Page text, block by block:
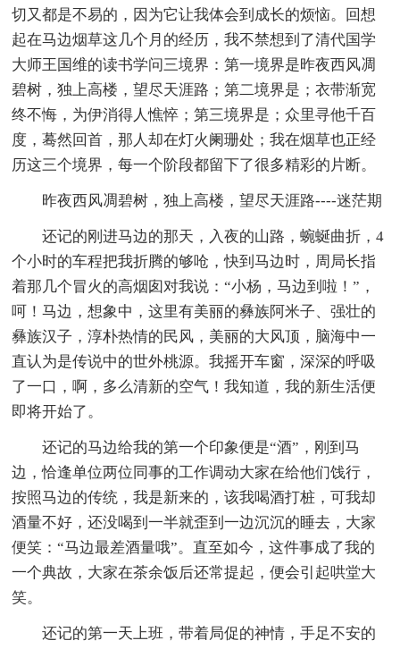
切又都是不易的，因为它让我体会到成长的烦恼。回想
起在马边烟草这几个月的经历，我不禁想到了清代国学
大师王国维的读书学问三境界：第一境界是昨夜西风凋
碧树，独上高楼，望尽天涯路；第二境界是；衣带渐宽
终不悔，为伊消得人憔悴；第三境界是；众里寻他千百
度，蓦然回首，那人却在灯火阑珊处；我在烟草也正经
历这三个境界，每一个阶段都留下了很多精彩的片断。
昨夜西风凋碧树，独上高楼，望尽天涯路----迷茫期
还记的刚进马边的那天，入夜的山路，蜿蜒曲折，4
个小时的车程把我折腾的够呛，快到马边时，周局长指
着那几个冒火的高烟囱对我说：“小杨，马边到啦！”，
呵！马边，想象中，这里有美丽的彝族阿米子、强壮的
彝族汉子，淳朴热情的民风，美丽的大风顶，脑海中一
直认为是传说中的世外桃源。我摇开车窗，深深的呼吸
了一口，啊，多么清新的空气！我知道，我的新生活便
即将开始了。
还记的马边给我的第一个印象便是“酒”，刚到马
边，恰逢单位两位同事的工作调动大家在给他们饯行，
按照马边的传统，我是新来的，该我喝酒打桩，可我却
酒量不好，还没喝到一半就歪到一边沉沉的睡去，大家
便笑：“马边最差酒量哦”。直至如今，这件事成了我的
一个典故，大家在茶余饭后还常提起，便会引起哄堂大
笑。
还记的第一天上班，带着局促的神情，手足不安的